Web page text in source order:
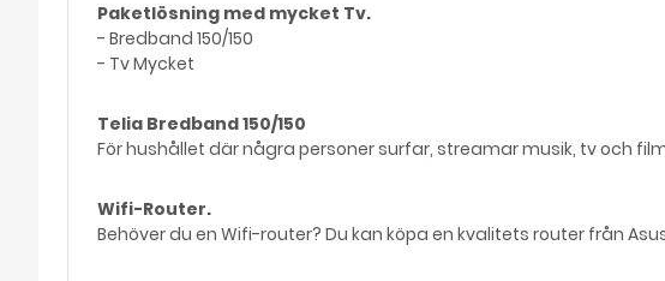
Paketlösning med mycket Tv.
- Bredband 150/150
- Tv Mycket
Telia Bredband 150/150
För hushållet där några personer surfar, streamar musik, tv och
Wifi-Router.
Behöver du en Wifi-router? Du kan köpa en kvalitets router från